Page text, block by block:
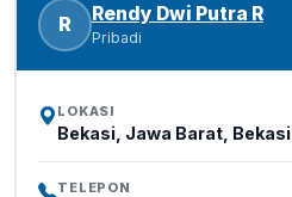
R Rendy Dwi Putra R
Pribadi
LOKASI
Bekasi, Jawa Barat, Bekasi
TELEPON